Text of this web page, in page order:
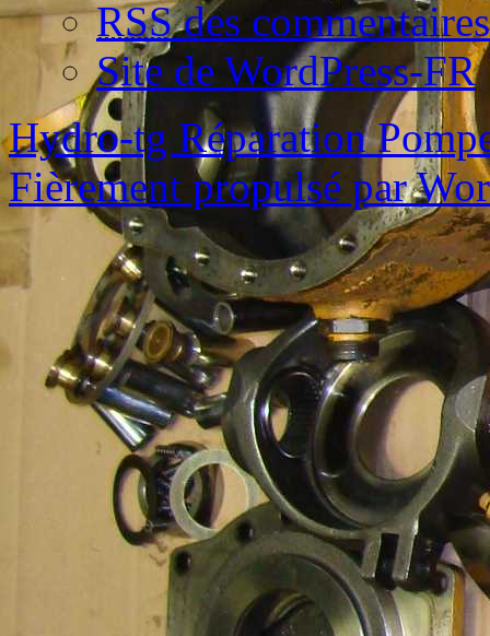
RSSdes commentaires
Site de WordPress-FR
Hydro-tg Réparation
Fièrement propulsé par